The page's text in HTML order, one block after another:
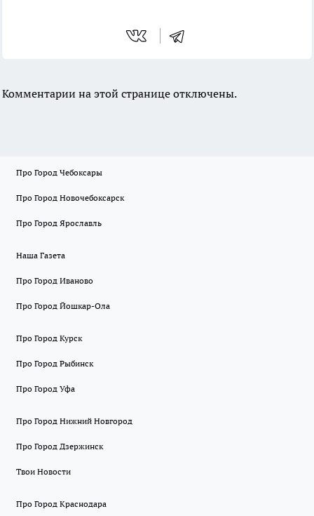
Комментарии на этой странице отключены.
Про Город Чебоксары
Про Город Новочебоксарск
Про Город Ярославль
Наша Газета
Про Город Иваново
Про Город Йошкар-Ола
Про Город Курск
Про Город Рыбинск
Про Город Уфа
Про Город Нижний Новгород
Про Город Дзержинск
Твои Новости
Про Город Краснодара